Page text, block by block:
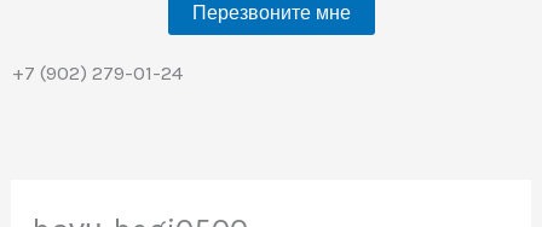
Перезвоните мне
+7 (902) 279-01-24